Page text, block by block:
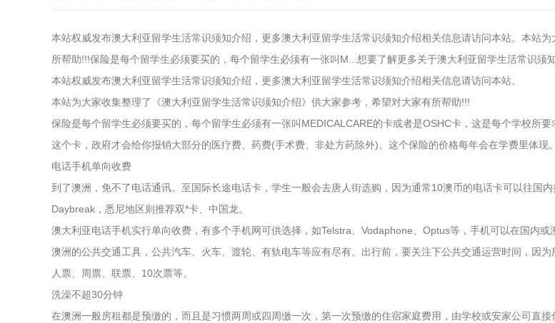
本站权威发布澳大利亚留学生活常识须知介绍，更多澳大利亚留学生活常识须知介绍相关信息请访问本站。本站
所帮助!!!保险是每个留学生必须要买的，每个留学生必须有一张叫M...想要了解更多关于澳大利亚留学生活常识须
本站权威发布澳大利亚留学生活常识须知介绍，更多澳大利亚留学生活常识须知介绍相关信息请访问本站。
本站为大家收集整理了《澳大利亚留学生活常识须知介绍》供大家参考，希望对大家有所帮助!!!
保险是每个留学生必须要买的，每个留学生必须有一张叫MEDICALCARE的卡或者是OSHC卡，这是每个学校所
这个卡，政府才会给你报销大部分的医疗费、药费(手术费、非处方药除外)。这个保险的价格每年会在学费里体现。
电话手机单向收费
到了澳洲，免不了电话通讯。至国际长途电话卡，学生一般会去唐人街选购，因为通常10澳币的电话卡可以往国
Daybreak，悉尼地区则推荐双*卡、中国龙。
澳大利亚电话手机实行单向收费，有多个手机网可供选择，如Telstra、Vodaphone、Optus等，手机可以在国内或
澳洲的公共交通工具，公共汽车、火车、渡轮、有轨电车等应有尽有。出行前，要关注下公共交通运营时间，因
人票、周票、联票、10次票等。
洗澡不超30分钟
在澳洲一般房租都是预缴的，而且是习惯两周或四周缴一次，第一次预缴的住宿家庭费用，由学校或安家公司直